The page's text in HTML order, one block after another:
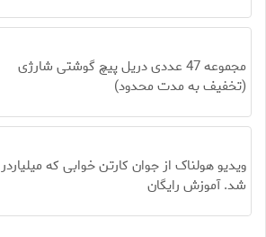
مجموعه 47 عددی دریل پیچ گوشتی شارژی
(تخفیف به مدت محدود)
ویدیو هولناک از جوان کارتن خوابی که میلیاردر
شد. آموزش رایگان